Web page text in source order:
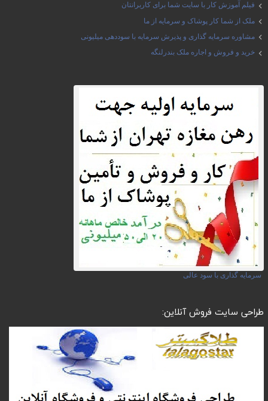
فیلم آموزش کار با سایت شما برای کاربرانتان
ملک از شما کار پوشاک و سرمایه از ما
مشاوره سرمایه گذاری و پذیرش سرمایه با سوددهی میلیونی
خرید و فروش و اجاره ملک بندرلنگه
سرمایه گذاری با سود عالی
طراحی سایت فروش آنلاین: